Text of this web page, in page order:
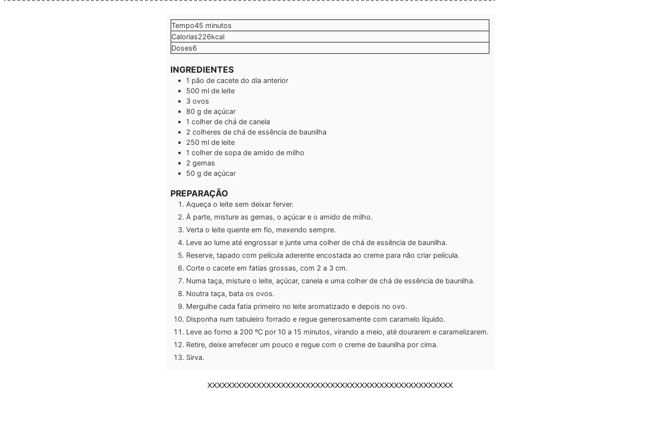
Tempo45 minutos
minutos
Calorias226kcal
Doses6
INGREDIENTES
1 pão de cacete do dia anterior
500 ml de leite
3 ovos
80 g de açúcar
1 colher de chá de canela
2 colheres de chá de essência de baunilha
250 ml de leite
1 colher de sopa de amido de milho
2 gemas
50 g de açúcar
PREPARAÇÃO
Aqueça o leite sem deixar ferver.
À parte, misture as gemas, o açúcar e o amido de milho.
Verta o leite quente em fio, mexendo sempre.
Leve ao lume até engrossar e junte uma colher de chá de essência de baunilha.
Reserve, tapado com película aderente encostada ao creme para não criar película.
Corte o cacete em fatias grossas, com 2 a 3 cm.
Numa taça, misture o leite, açúcar, canela e uma colher de chá de essência de baunilha.
Noutra taça, bata os ovos.
Mergulhe cada fatia primeiro no leite aromatizado e depois no ovo.
Disponha num tabuleiro forrado e regue generosamente com caramelo líquido.
Leve ao forno a 200 ºC por 10 a 15 minutos, virando a meio, até dourarem e caramelizarem.
Retire, deixe arrefecer um pouco e regue com o creme de baunilha por cima.
Sirva.
XXXXXXXXXXXXXXXXXXXXXXXXXXXXXXXXXXXXXXXXXXXXXXXXXX